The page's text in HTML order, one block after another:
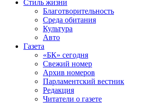
Стиль жизни
Благотворительность
Среда обитания
Культура
Авто
Газета
«БК» сегодня
Свежий номер
Архив номеров
Парламентский вестник
Редакция
Читатели о газете